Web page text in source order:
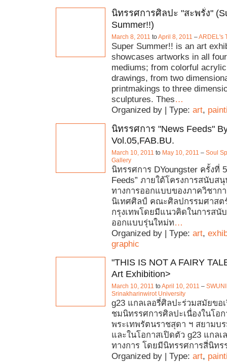
นิทรรศการศิลปะ "สะพรั่ง"
Summer!!)
March 8, 2011 toApril 8, 2011 –ARDEL's
Super Summer!! is an art
showcases artworks in all
mediums; from colorful
drawings, from two
printmakings to three
sculptures. Thes…
Organized by | Type: art,
นิทรรศการ "News Feeds"
Vol.05,FAB.BU.
March 10, 2011 to May 10, 2011 – Soul
Gallery
นิทรรศการ DYoungster ครั้งที่
Feeds” ภายใต้โครงการสนับส
ทางการออกแบบของภาควิชาก
นิเทศศิลป์ คณะศิลปกรรมศาสต
กรุงเทพโดยมีแนวคิดในการสนั
ออกแบบรุ่นใหม่ท…
Organized by | Type: art,
graphic
"THIS IS NOT A FAIRY
Art Exhibition>
March 10, 2011 toApril 10, 2011 –
Srinakharinwirot University
g23 แกลเลอรี่ศิลปะร่วมสมัยขอ
ชมนิทรรศการศิลปะเนื่องในโอ
พระเทพรัตนราชสุดา ฯ สยามบ
และในโอกาสเปิดตัว g23 แกลเ
ทางการ โดยมีนิทรรศการสี่นิทร
Organized by | Type: art,